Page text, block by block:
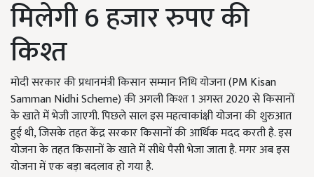
मिलेगी 6 हजार रुपए की
किश्त
मोदी सरकार की प्रधानमंत्री किसान सम्मान निधि योजना (PM Kisan
Samman Nidhi Scheme) की अगली किश्त 1 अगस्त 2020 से किसानों
के खाते में भेजी जाएगी. पिछले साल इस महत्वाकांक्षी योजना की शुरुआत
हुई थी, जिसके तहत केंद्र सरकार किसानों की आर्थिक मदद करती है. इस
योजना के तहत किसानों के खाते में सीधे पैसी भेजा जाता है. मगर अब इस
योजना में एक बड़ा बदलाव हो गया है.